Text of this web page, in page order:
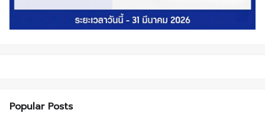
Popular Posts